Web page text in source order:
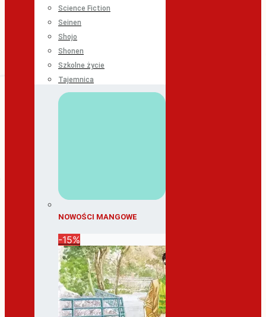
Science Fiction
Seinen
Shojo
Shonen
Szkolne życie
Tajemnica
NOWOŚCI MANGOWE
-15%